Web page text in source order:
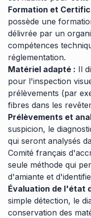
Formation et
possède une
délivrée par un
compétences
réglementation.
Matériel adapté : Il
pour l'inspection
prélèvements (par
fibres dans les
Prélèvements et
suspicion, le
qui seront analysés
Comité français
seule méthode qui
d'amiante et
Évaluation de l'état
simple détection, le
conservation des